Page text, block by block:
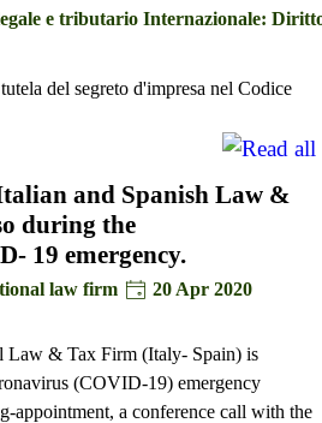
e tributario Internazionale:
del segreto d'impresa nel Codice
and Spanish Law &
during the
19 emergency.
law firm
20 Apr 2020
Law & Tax Firm (Italy- Spain) is
(COVID-19) emergency
appointment, a conference call with the